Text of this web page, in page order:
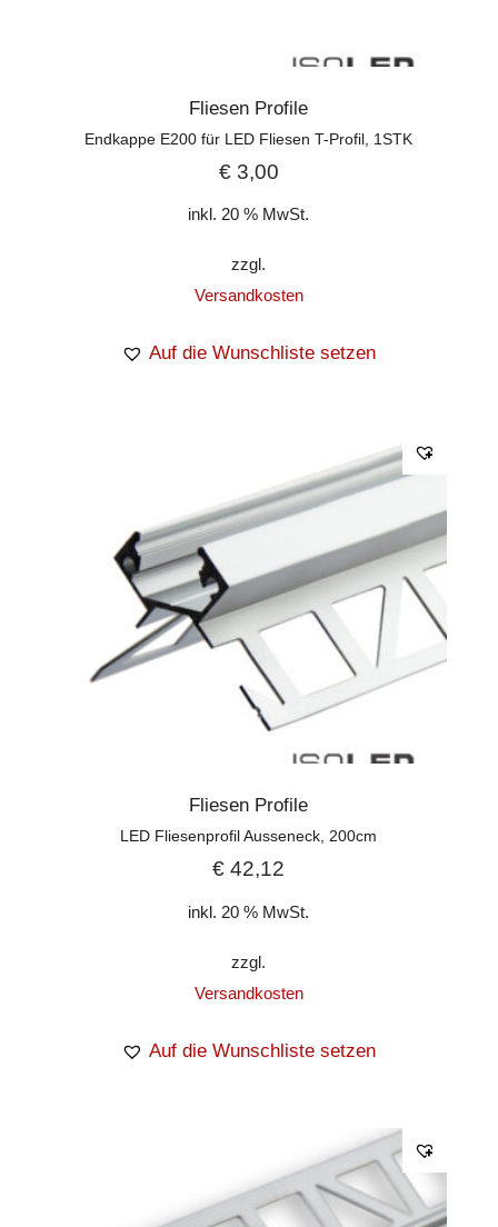
Fliesen Profile
Endkappe E200 für LED Fliesen T-Profil, 1STK
€3,00
inkl. 20 % MwSt.
zzgl.
Versandkosten
Auf die Wunschliste setzen
Fliesen Profile
LED Fliesenprofil Ausseneck, 200cm
€ 42,12
inkl. 20 % MwSt.
zzgl.
Versandkosten
Auf die Wunschliste setzen